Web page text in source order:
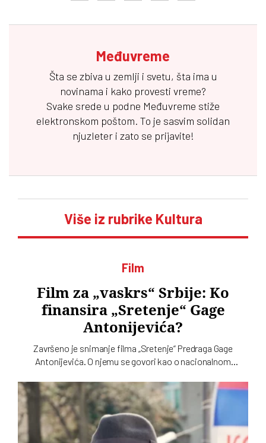
Međuvreme
Šta se zbiva u zemlji i svetu, šta ima u
novinama i kako provesti vreme?
Svake srede u podne Međuvreme stiže
elektronskom poštom. To je sasvim solidan
njuzleter i zato se prijavite!
Više iz rubrike Kultura
Film
Film za „vaskrs“ Srbije: Ko
finansira „Sretenje“ Gage
Antonijevića?
Završeno je snimanje filma „Sretenje“ Predraga Gage
Antonijevića. O njemu se govori kao o nacionalnom
kompanija m:tel iz Republike Srpske